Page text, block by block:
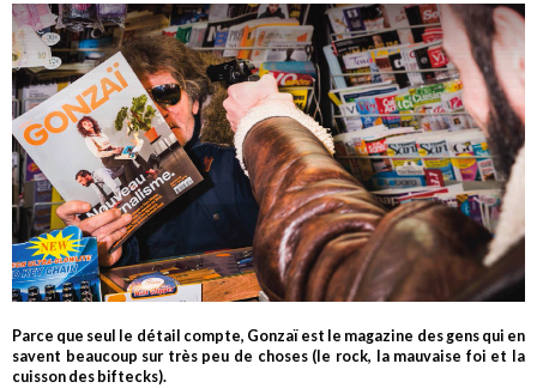
Parce que seul le détail compte, Gonzaï est le magazine des gens qui en
savent beaucoup sur très peu de choses (le rock, la mauvaise foi et la
cuisson des biftecks).